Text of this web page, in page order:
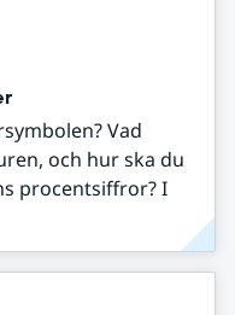
Vad
och hur ska du
procentsiffror? I